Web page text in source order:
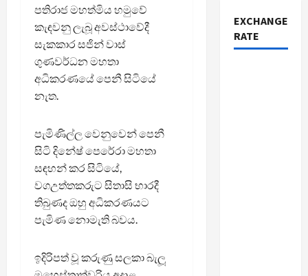
පතිරාජ මහත්මිය හමුවේ
කැඳවනු ලැබූ අවස්ථාවේදී
සැකකාර සජින් වාස්
ගුණවර්ධන මහතා
අධිකරණයේ පෙනී සිටියේ
නැත.
පැමිණිල්ල වෙනුවෙන් පෙනී
සිටි දිනේෂ් පෙරේරා මහතා
සඳහන් කර සිටියේ,
වගඋත්තකරුට සිතාසි භාරදී
තිබුණද ඔහු අධිකරණයට
පැමිණ නොමැති බවය.
ඉදිරිපත් වූ කරුණු සලකා බැලූ
EXCHANGE
RATE